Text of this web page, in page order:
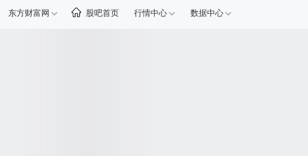
东方财富网 股吧首页 行情中心 数据中心